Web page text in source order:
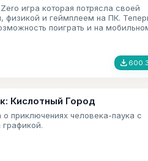
игра которая потрясла своей
физикой и геймплеем на ПК.
поиграть и на
file_download
Кислотный Город
о приключениях человека-паука с
графикой.